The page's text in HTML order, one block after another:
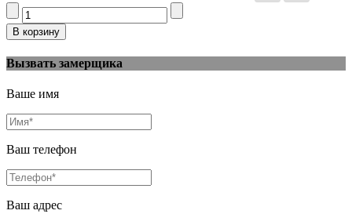
Вызвать замерщика
Ваше имя
Ваш телефон
Ваш адрес